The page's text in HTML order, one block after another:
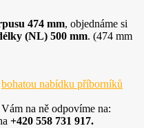
474 mm, objednáme si
(NL) 500 mm. (474 mm
bohatou nabídku příborníků
na ně odpovíme na:
+420 558 731 917.